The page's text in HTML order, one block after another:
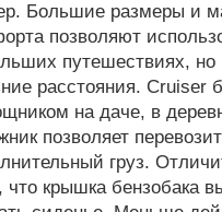
Большие размеры и
позволяют
путешествиях, но
расстояния. Cruiser
на даче, в
позволяет
груз.
что крышка бензобака